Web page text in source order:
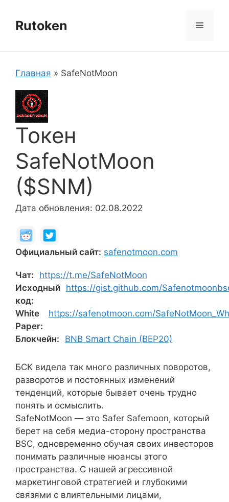
содержимому
Rutoken Меню
Главная » SafeNotMoon
Токен
SafeNotMoon
($SNM)
Дата обновления: 02.08.2022
Официальный сайт: safenotmoon.com
Чат:
https://t.me/SafeNotMoon
Исходный
код:
https://gist.github.com/
White
Paper:
https://safenotmoon.com/
Блокчейн: BNB Smart Chain (BEP20)
БСК видела так много различных поворотов,
разворотов и постоянных изменений
тенденций, которые бывает очень трудно
понять и осмыслить.
SafeNotMoon — это Safer Safemoon, который
берет на себя медиа-сторону пространства
BSC, одновременно обучая своих инвесторов
понимать различные нюансы этого
пространства. С нашей агрессивной
маркетинговой стратегией и глубокими
связями с влиятельными лицами,